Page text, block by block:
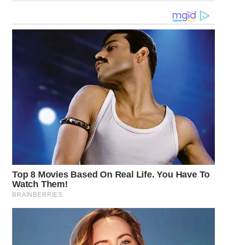
KALSEL
SULSEL
WN
GORONTALO
WN
SULUT
WN